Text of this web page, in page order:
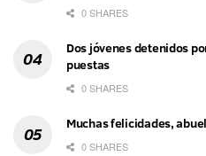
0 SHARES
Dos jóvenes detenidos
puestas
0 SHARES
Muchas felicidades,
0 SHARES